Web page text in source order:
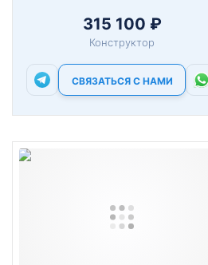
315 100 ₽
Конструктор
СВЯЗАТЬСЯ С НАМИ